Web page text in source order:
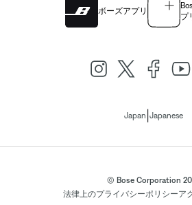
ボーズアプリ
プ
Japan Japanese
© Bose Corporation
法律上のプライバシーポリシーア